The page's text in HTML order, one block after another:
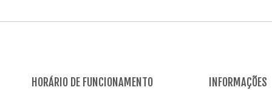
HORÁRIO DE FUNCIONAMENTO INFORMAÇÕES